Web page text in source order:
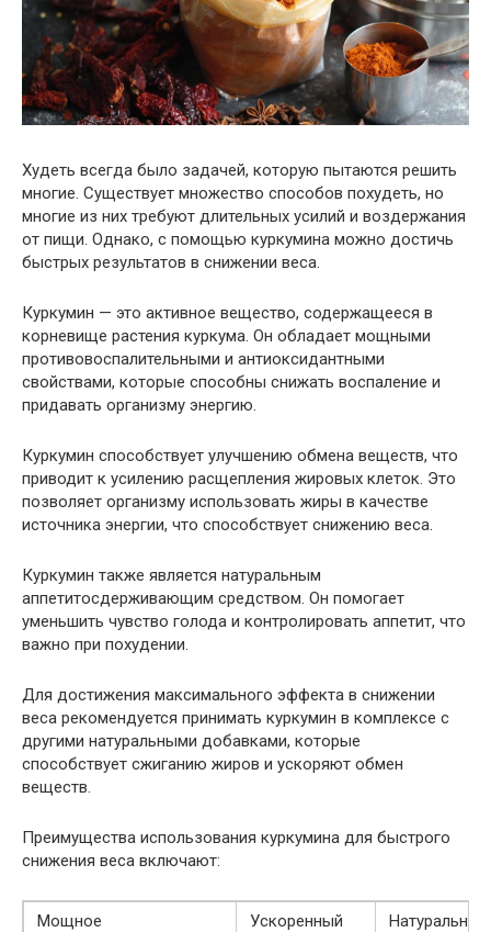
Худеть всегда было задачей, которую пытаются решить
многие. Существует множество способов похудеть, но
многие из них требуют длительных усилий и воздержания
от пищи. Однако, с помощью куркумина можно достичь
быстрых результатов в снижении веса.
Куркумин — это активное вещество, содержащееся в
корневище растения куркума. Он обладает мощными
противовоспалительными и антиоксидантными
свойствами, которые способны снижать воспаление и
придавать организму энергию.
Куркумин способствует улучшению обмена веществ, что
приводит к усилению расщепления жировых клеток. Это
позволяет организму использовать жиры в качестве
источника энергии, что способствует снижению веса.
Куркумин также является натуральным
аппетитосдерживающим средством. Он помогает
уменьшить чувство голода и контролировать аппетит, что
важно при похудении.
Для достижения максимального эффекта в снижении
веса рекомендуется принимать куркумин в комплексе с
другими натуральными добавками, которые
способствует сжиганию жиров и ускоряют обмен
веществ.
Преимущества использования куркумина для быстрого
снижения веса включают:
Мощное
Ускоренный
Натуральное